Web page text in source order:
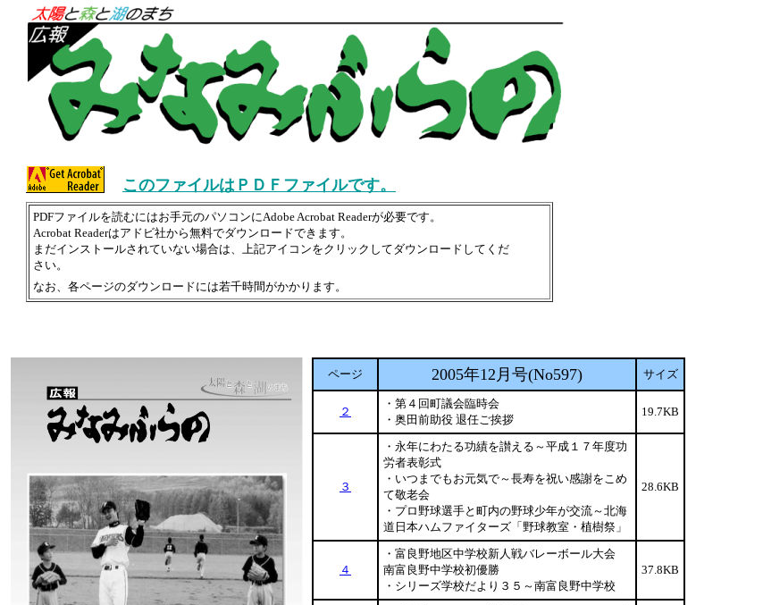
PDFファイルを読むにはお手元のパソコンにAdobe Acrobat Readerが必要です。
Acrobat Readerはアドビ社から無料でダウンロードできます。
まだインストールされていない場合は、上記アイコンをクリックしてダウンロードしてくだ
さい。
なお、各ページのダウンロードには若千時間がかかります。
このファイルはＰＤＦファイルです。
ページ 2005年12月号(No597) サイズ
２
・第４回町議会臨時会
・奥田前助役 退任ご挨拶
19.7KB
３
・永年にわたる功績を讃える～平成１７年度功
労者表彰式
・いつまでもお元気で～長寿を祝い感謝をこめ
て敬老会
・プロ野球選手と町内の野球少年が交流～北海
道日本ハムファイターズ「野球教室・植樹祭」
28.6KB
４
・富良野地区中学校新人戦バレーボール大会
南富良野中学校初優勝
・シリーズ学校だより３５～南富良野中学校
37.8KB